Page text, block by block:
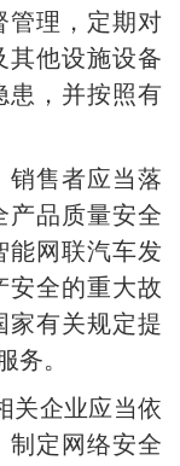
管理，定期对
其他设施设备
患，并按照有
销售者应当落
产品质量安全
能网联汽车发
安全的重大故
家有关规定提
务。
关企业应当依
制定网络安全